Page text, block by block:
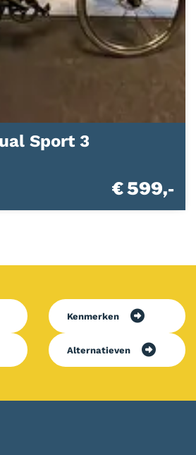
Sport 3
€ 599,-
Kenmerken
Alternatieven